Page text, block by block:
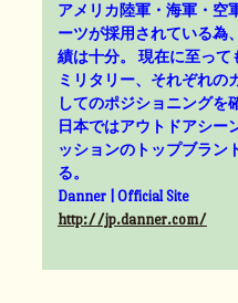
アメリカ陸軍・海軍・空
ーツが採用されている為
績は十分。 現在に至って
ミリタリー、それぞれの
してのポジショニングを
日本ではアウトドアシー
ッションのトップブラン
る。
Danner | Official Site
http://jp.danner.com/